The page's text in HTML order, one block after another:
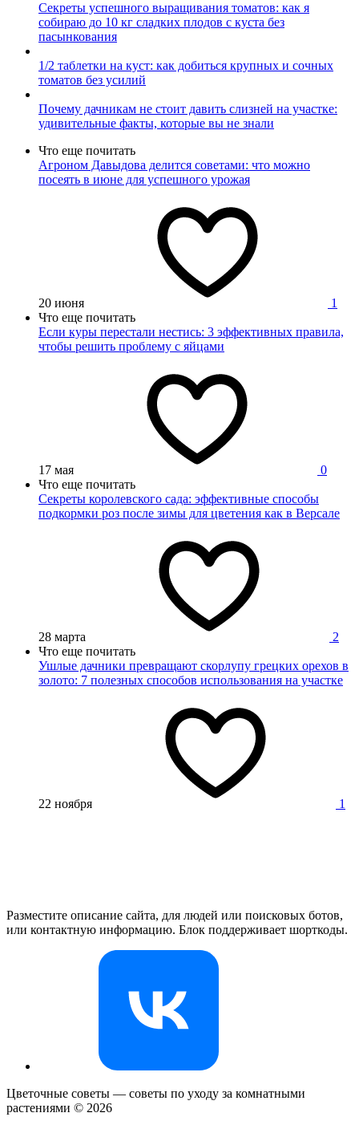
Секреты успешного выращивания томатов: как я
собираю до 10 кг сладких плодов с куста без
пасынкования
1/2 таблетки на куст: как добиться крупных и сочных
томатов без усилий
Почему дачникам не стоит давить слизней на участке:
удивительные факты, которые вы не знали
Что еще почитать
Агроном Давыдова делится советами: что можно
посеять в июне для успешного урожая
20 июня
1
Что еще почитать
Если куры перестали нестись: 3 эффективных правила,
чтобы решить проблему с яйцами
17 мая
0
Что еще почитать
Секреты королевского сада: эффективные способы
подкормки роз после зимы для цветения как в Версале
28 марта
2
Что еще почитать
Ушлые дачники превращают скорлупу грецких орехов в
золото: 7 полезных способов использования на участке
22 ноября 1
Разместите описание сайта, для людей или поисковых ботов,
или контактную информацию. Блок поддерживает шорткоды.
Цветочные советы — советы по уходу за комнатными
растениями © 2026